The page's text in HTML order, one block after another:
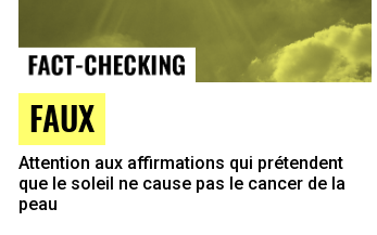
FAUX
Attention aux affirmations qui prétendent
que le soleil ne cause pas le cancer de la
peau